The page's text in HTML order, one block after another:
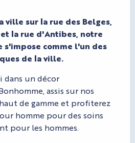
ville sur la rue des Belges,
la rue d'Antibes, notre
s'impose comme l'un des
de la ville.
dans un décor
assis sur nos
de gamme et profiterez
homme pour des soins
pour les hommes.